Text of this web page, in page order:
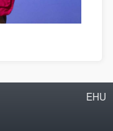
EHU